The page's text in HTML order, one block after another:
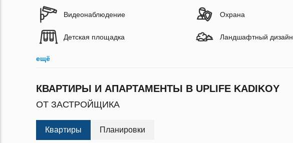
Видеонаблюдение Охрана
Детская площадка Ландшафтный дизайн
ещё
КВАРТИРЫ И АПАРТАМЕНТЫ В UPLIFE KADIKOY
ОТ ЗАСТРОЙЩИКА
Квартиры Планировки